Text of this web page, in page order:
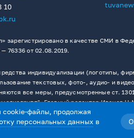
10
зарегистрировано в качестве СМИ в
76336 от 02.08.2019.
индивидуализации (логотипы,
текстовых, фото-, аудио- и
все меры, предусмотренные ст.
Главный редактор Иванов
cookie-файлы, продолжая
персональных данных в